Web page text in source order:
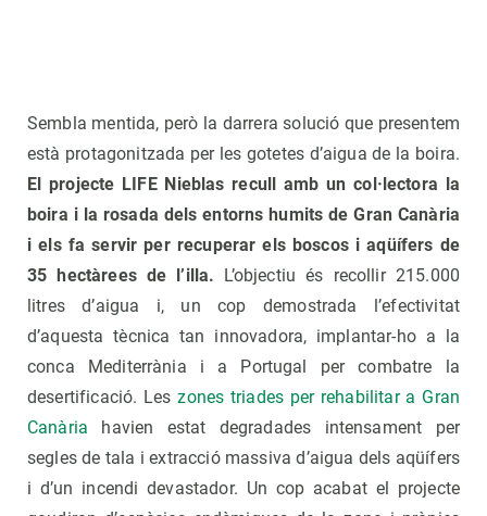
Sembla mentida, però la darrera solució que presentem
està protagonitzada per les gotetes d’aigua de la boira.
El projecte LIFE Nieblas recull amb un col·lectora la
boira i la rosada dels entorns humits de Gran Canària
i els fa servir per recuperar els boscos i aqüífers de
35 hectàrees de l’illa. L’objectiu és recollir 215.000
litres d’aigua i, un cop demostrada l’efectivitat
d’aquesta tècnica tan innovadora, implantar-ho a la
conca Mediterrània i a Portugal per combatre la
desertificació. Leszones triades per rehabilitar a Gran
Canària havien estat degradades intensament per
segles de tala i extracció massiva d’aigua dels aqüífers
i d’un incendi devastador. Un cop acabat el projecte